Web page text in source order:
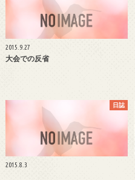
2015.9.27
大会での反省
日誌
2015.8.3